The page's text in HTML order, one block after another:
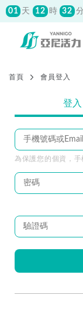
01 天 12 時 32 分
先付款滿800
首頁 會員登入
登入
為保護您的個資，手